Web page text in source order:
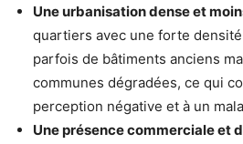
Une urbanisation dense et
quartiers avec une forte
parfois de bâtiments anciens
communes dégradées, ce qui
perception négative et à un
Une présence commerciale et